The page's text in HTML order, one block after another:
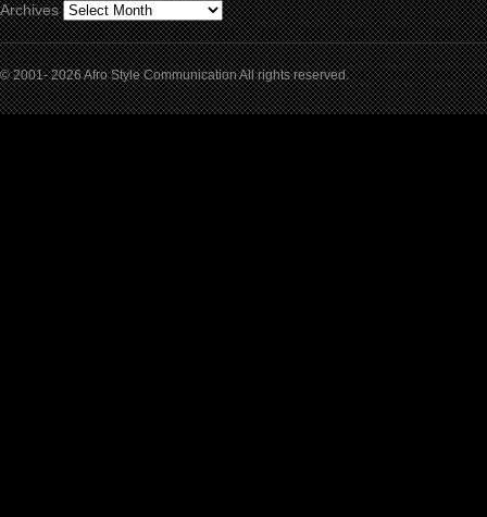
Archives
© 2001- 2026 Afro Style Communication All rights reserved.